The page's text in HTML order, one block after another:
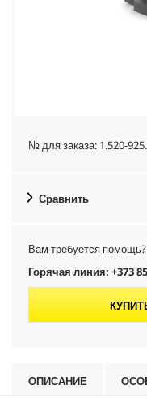
№ для заказа: 1.520-
Сравнить
Вам требуется помощь?
Горячая линия: +373
ОПИСАНИЕ